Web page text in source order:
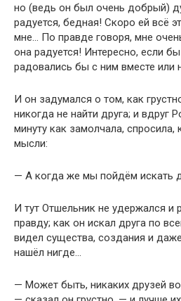
но (ведь он был очень добрый)
радуется, бедная! Скоро ей всё
мне… По правде говоря, мне
она радуется! Интересно, если
радовались бы с ним вместе или
И он задумался о том, как
никогда не найти друга; и вдруг
минуту как замолчала, спросила,
мысли:
— А когда же мы пойдём искать
И тут Отшельник не удержался и
правду; как он искал друга по
видел существа, создания и
нашёл нигде…
— Может быть, никаких друзей